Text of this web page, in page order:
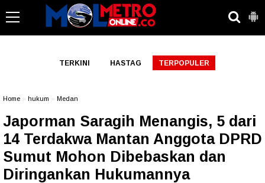
TERKINI HASTAG TERPOPULER
Home hukum Medan
Japorman Saragih Menangis, 5 dari
14 Terdakwa Mantan Anggota DPRD
Sumut Mohon Dibebaskan dan
Diringankan Hukumannya